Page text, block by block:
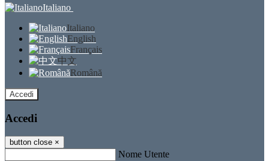
Italiano
Italiano
English
Français
中文
Română
Accedi
Accedi
button close ×
Nome Utente